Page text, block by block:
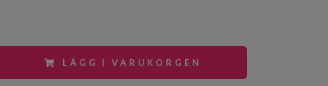
LÄGG I VARUKORGEN